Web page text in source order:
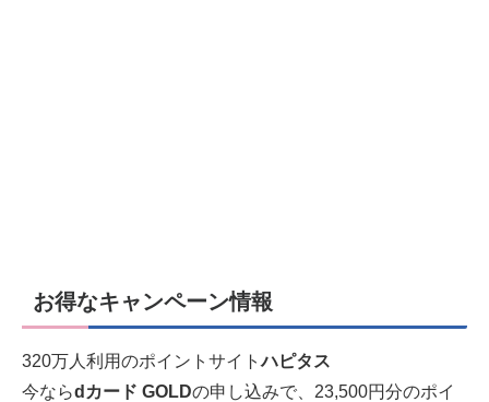
お得なキャンペーン情報
320万人利用のポイントサイトハピタス
今ならdカード GOLDの申し込みで、23,500円分のポイ